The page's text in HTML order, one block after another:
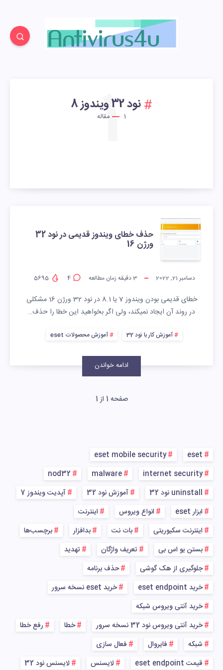
نود 32 ویندوز 8
1 مقاله
1
حذف خطای ویندوز قدیمی در نود 32
ورژن 16
دسامبر 21, 2022 3دقیقه زمان مطالعه 4
خطای قدیمی بودن ویندوز 7 یا 8.1 در نود 32 ورژن 16 مشکلی
در روند آن ایجاد نمیکند، ولی اگر بخواهید این خطا را حذف…
آموزش کار با نود 32 آموزش محصولات eset
ادامه خواندن
صفحه 1 از 1
eset
eset mobile security
internet security
malware
nod32
uninstall نود 32
آموزش نود 32
آپدیت ویندوز 7
ابزار eset
انواع ویروس
اینترنت
اینترنت سکیوریتی
بات نت بدافزار
برچسب‌ها
بستن یو اس بی
تعریف واژگان
تهدید
جلوگیری از هک گوشی
حذف برنامه
خرید eset endpoint
خرید eset نسخه سرور
خرید آنتی ویروس شبکه
خرید آنتی ویروس نود 32 نسخه سرور
خطا
رفع خطا
شبکه
فایروال
فعال سازی
قیمت eset endpoint
لایسنس لایسنس نود 32